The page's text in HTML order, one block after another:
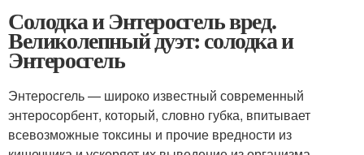
Солодка и Энтеросгель вред.
Великолепный дуэт: солодка и
Энтеросгель
Энтеросгель — широко известный современный
энтеросорбент, который, словно губка, впитывает
всевозможные токсины и прочие вредности из